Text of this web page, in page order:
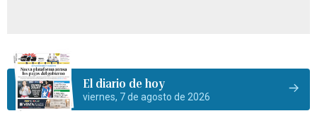
El diario de hoy
viernes, 7 de agosto de 2026